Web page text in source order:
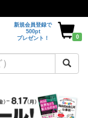
新規会員登録で
500pt
プレゼント！
0